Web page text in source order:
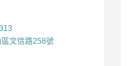
文信路258號